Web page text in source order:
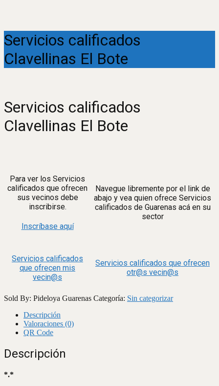
Servicios calificados
Clavellinas El Bote
Servicios calificados
Clavellinas El Bote
Para ver los Servicios
calificados que ofrecen
sus vecinos debe
inscribirse.
Inscríbase aquí
Navegue libremente por el link de
abajo y vea quien ofrece Servicios
calificados de Guarenas acá en su
sector
Servicios calificados
que ofrecen mis
vecin@s
Servicios calificados que ofrecen
otr@s vecin@s
Sold By: Pideloya Guarenas Categoría: Sin categorizar
Descripción
Valoraciones (0)
QR Code
Descripción
*.*